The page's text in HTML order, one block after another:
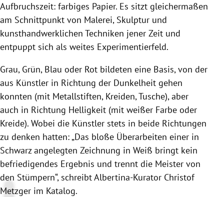
Aufbruchszeit: farbiges Papier. Es sitzt gleichermaßen
am Schnittpunkt von Malerei, Skulptur und
kunsthandwerklichen Techniken jener Zeit und
entpuppt sich als weites Experimentierfeld.
Grau, Grün, Blau oder Rot bildeten eine Basis, von der
aus Künstler in Richtung der Dunkelheit gehen
konnten (mit Metallstiften, Kreiden, Tusche), aber
auch in Richtung Helligkeit (mit weißer Farbe oder
Kreide). Wobei die Künstler stets in beide Richtungen
zu denken hatten: „Das bloße Überarbeiten einer in
Schwarz angelegten Zeichnung in Weiß bringt kein
befriedigendes Ergebnis und trennt die Meister von
den Stümpern“, schreibt Albertina-Kurator Christof
Metzger im Katalog.